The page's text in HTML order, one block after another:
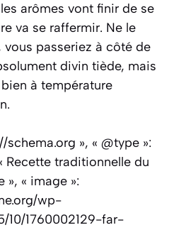
arômes vont finir de se
va se raffermir. Ne le
vous passeriez à côté de
divin tiède, mais
à température
schema.org », « @type »:
Recette traditionnelle du
», « image »:
wp-
10/1760002129-far-